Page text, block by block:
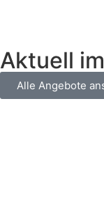
Aktuell
Alle Angebote